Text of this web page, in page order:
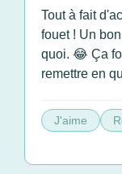
Tout à fait
fouet ! Un
quoi. 😂 Ça
remettre en
J'aime